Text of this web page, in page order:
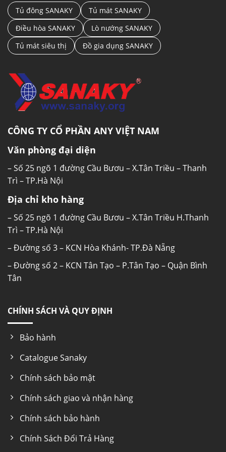
Tủ đông Sanaky được thiết kế với 2 ngăn
đông/mát cùng 2 cánh mở (1 cánh to ngăn
đông, 1 cánh nhỏ ngăn mát), mang sắc trắng
trung tính, đơn giản, dễ dàng phù hợp với mọi
đó, tủ còn được thiết kế 4 bánh xe, giúp bạn
thuận tiện trong việc di chuyển, thay đổi vị trí
tủ.
Tủ có được chia làm 2 ngăn: ngăn đông và ngăn
mát riêng biệt, có dán nhãn chỉ dẫn tiện quan
sát, tủ đông Sanaky cho phép bạn dễ dàng
phân loại thực phẩm để bảo quản.
Dàn lạnh ống đồng kết hợp công nghệ làm lạnh
360 độ
Dàn lạnh bằng đồng nguyên chất giúp cho tủ
tiết kiệm điện.Sản phẩm được ứng dụng công
nghệ làm lạnh 360 độ, hơi lạnh sẽ được tỏa đều
thực phẩm, đem đến hiệu quả làm lạnh sâu,
đóng đông triệt để.
Tủ đông SANAKY
Tủ mát SANAKY
Điều hòa SANAKY
Lò nướng SANAKY
Tủ mát siêu thị
Đồ gia dụng SANAKY
CÔNG TY CỔ PHẦN ANY VIỆT NAM
Văn phòng đại diện
– Số 25 ngõ 1 đường Cầu Bươu – X.Tân Triều – Thanh
Trì – TP.Hà Nội
Địa chỉ kho hàng
– Số 25 ngõ 1 đường Cầu Bươu – X.Tân Triều H.Thanh
Trì – TP.Hà Nội
– Đường số 3 – KCN Hòa Khánh- TP.Đà Nẵng
– Đường số 2 – KCN Tân Tạo – P.Tân Tạo – Quận Bình
Tân
CHÍNH SÁCH VÀ QUY ĐỊNH
Bảo hành
Catalogue Sanaky
Chính sách bảo mật
Chính sách giao và nhận hàng
Chính sách bảo hành
Chính Sách Đổi Trả Hàng